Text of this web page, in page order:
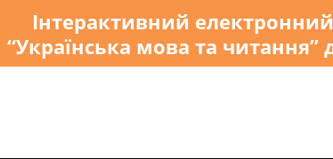
Інтерактивний
“Українська мова та читання”